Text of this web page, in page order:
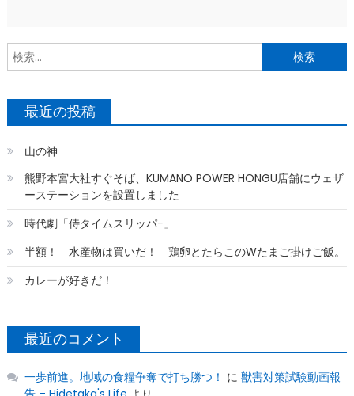
最近の投稿
山の神
熊野本宮大社すぐそば、KUMANO POWER HONGU店舗にウェザ
ーステーションを設置しました
時代劇「侍タイムスリッパ−」
半額！ 水産物は買いだ！ 鶏卵とたらこのWたまご掛けご飯。
カレーが好きだ！
最近のコメント
一歩前進。地域の食糧争奪で打ち勝つ！ に 獣害対策試験動画報